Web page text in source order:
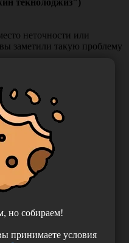
неточности или
заметили такую проблему
товара
но собираем!
принимаете условия